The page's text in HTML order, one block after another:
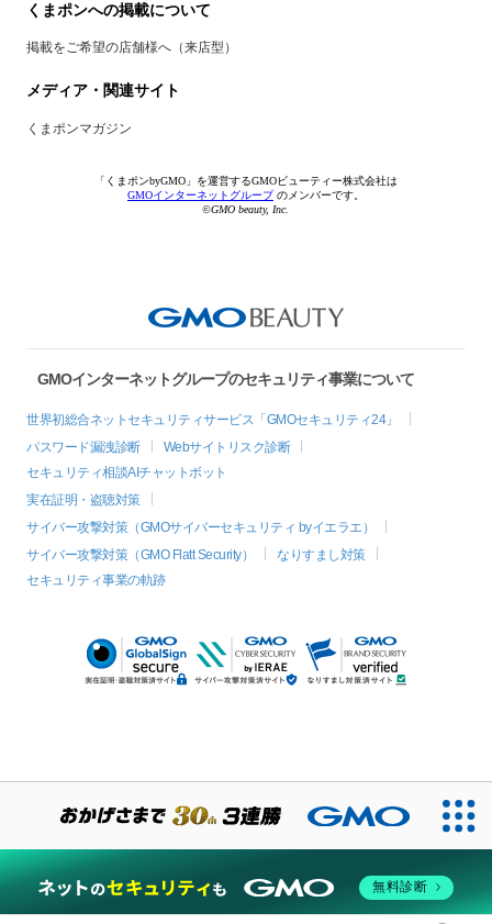
くまポンへの掲載について
掲載をご希望の店舗様へ（来店型）
メディア・関連サイト
くまポンマガジン
「くまポンbyGMO」を運営するGMOビューティー株式会社は
GMOインターネットグループのメンバーです。
©GMO beauty, Inc.
GMOインターネットグループのセキュリティ事業について
世界初総合ネットセキュリティサービス「GMOセキュリティ24」
パスワード漏洩診断
Webサイトリスク診断
セキュリティ相談AIチャットボット
実在証明・盗聴対策
サイバー攻撃対策（GMOサイバーセキュリティ byイエラエ）
サイバー攻撃対策（GMO Flatt Security）
なりすまし対策
セキュリティ事業の軌跡
無料診断